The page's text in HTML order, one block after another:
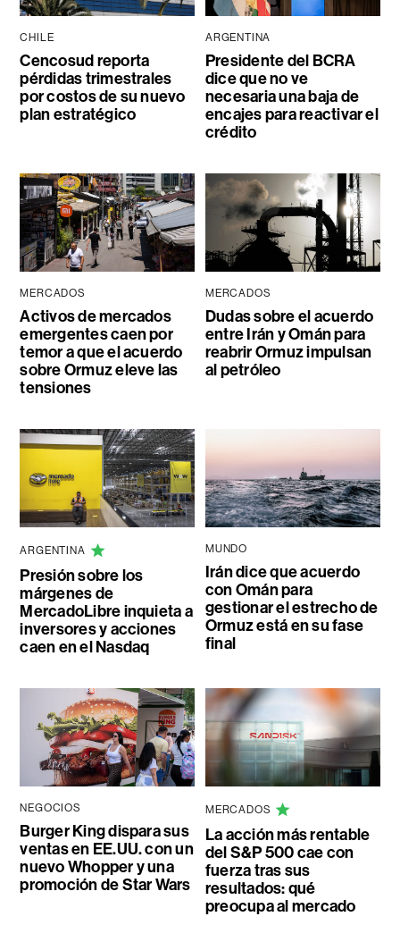
CHILE
Cencosud reporta
pérdidas trimestrales
por costos de su nuevo
plan estratégico
ARGENTINA
Presidente del BCRA
dice que no ve
necesaria una baja de
encajes para reactivar el
crédito
MERCADOS
Activos de mercados
emergentes caen por
temor a que el acuerdo
sobre Ormuz eleve las
tensiones
MERCADOS
Dudas sobre el acuerdo
entre Irán y Omán para
reabrir Ormuz impulsan
al petróleo
ARGENTINA
Presión sobre los
márgenes de
MercadoLibre inquieta a
inversores y acciones
caen en el Nasdaq
MUNDO
Irán dice que acuerdo
con Omán para
gestionar el estrecho de
Ormuz está en su fase
final
NEGOCIOS
Burger King dispara sus
ventas en EE.UU. con un
nuevo Whopper y una
promoción de Star Wars
MERCADOS
La acción más rentable
del S&P 500 cae con
fuerza tras sus
resultados: qué
preocupa al mercado